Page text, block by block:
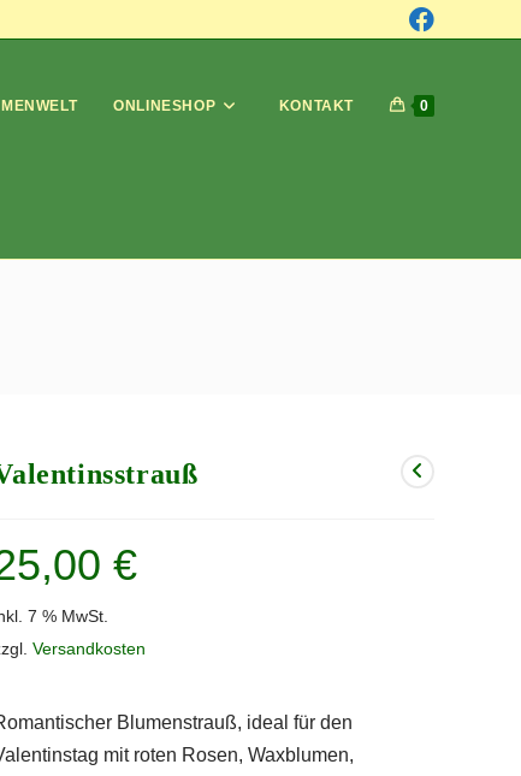
ONLINESHOP KONTAKT 0
€
7 % MwSt.
Versandkosten
Blumenstrauß, ideal für den
mit roten Rosen, Waxblumen,